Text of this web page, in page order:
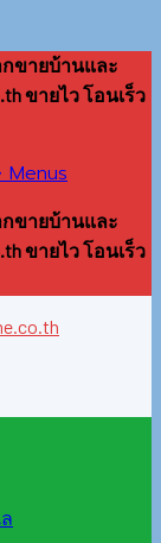
กขายบ้านและ
ขายไว โอนเร็ว
Menus
กขายบ้านและ
ขายไว โอนเร็ว